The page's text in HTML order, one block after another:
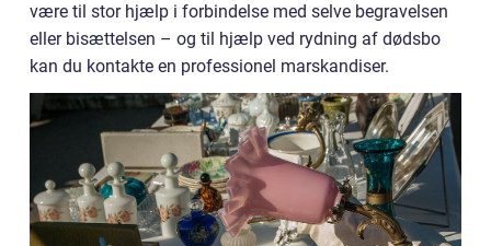
være til stor hjælp i forbindelse med selve begravelsen
eller bisættelsen – og til hjælp ved rydning af dødsbo
kan du kontakte en professionel marskandiser.